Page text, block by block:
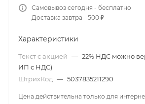
Самовывоз сегодня - бесплатно
Доставка завтра - 500 ₽
Характеристики
Текст с акцией — 22% НДС можно
ИП с НДС)
ШтрихКод — 5037835211290
Цена действительна только для